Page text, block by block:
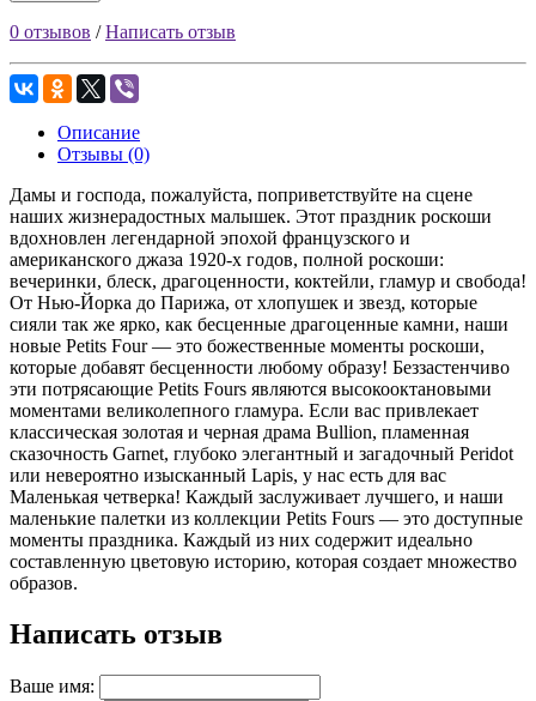
0 отзывов /Написать отзыв
Описание
Отзывы (0)
Дамы и господа, пожалуйста, поприветствуйте на сцене
наших жизнерадостных малышек. Этот праздник роскоши
вдохновлен легендарной эпохой французского и
американского джаза 1920-х годов, полной роскоши:
вечеринки, блеск, драгоценности, коктейли, гламур и свобода!
От Нью-Йорка до Парижа, от хлопушек и звезд, которые
сияли так же ярко, как бесценные драгоценные камни, наши
новые Petits Four — это божественные моменты роскоши,
которые добавят бесценности любому образу! Беззастенчиво
эти потрясающие Petits Fours являются высокооктановыми
моментами великолепного гламура. Если вас привлекает
классическая золотая и черная драма Bullion, пламенная
сказочность Garnet, глубоко элегантный и загадочный Peridot
или невероятно изысканный Lapis, у нас есть для вас
Маленькая четверка! Каждый заслуживает лучшего, и наши
маленькие палетки из коллекции Petits Fours — это доступные
моменты праздника. Каждый из них содержит идеально
составленную цветовую историю, которая создает множество
образов.
Написать отзыв
Ваше имя: